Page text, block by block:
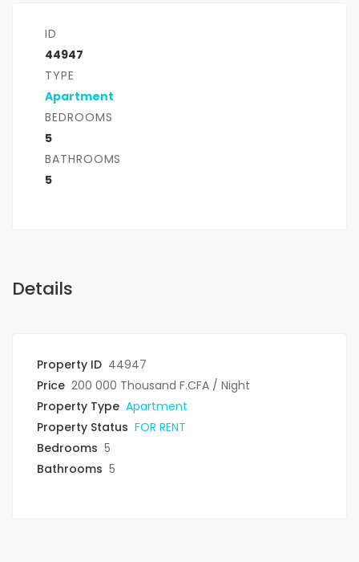
ID
44947
TYPE
Apartment
BEDROOMS
5
BATHROOMS
5
Details
Property ID 44947
Price 200 000 Thousand F.CFA / Night
Property Type Apartment
Property Status FOR RENT
Bedrooms 5
Bathrooms 5